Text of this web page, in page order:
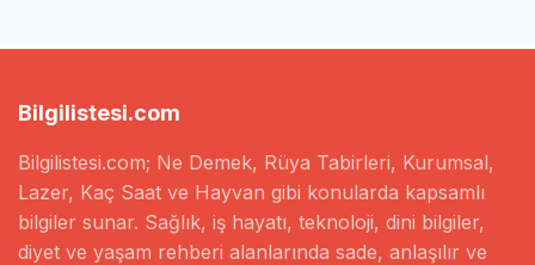
Bilgilistesi.com
Bilgilistesi.com; Ne Demek, Rüya Tabirleri, Kurumsal,
Lazer, Kaç Saat ve Hayvan gibi konularda kapsamlı
bilgiler sunar. Sağlık, iş hayatı, teknoloji, dini bilgiler,
diyet ve yaşam rehberi alanlarında sade, anlaşılır ve